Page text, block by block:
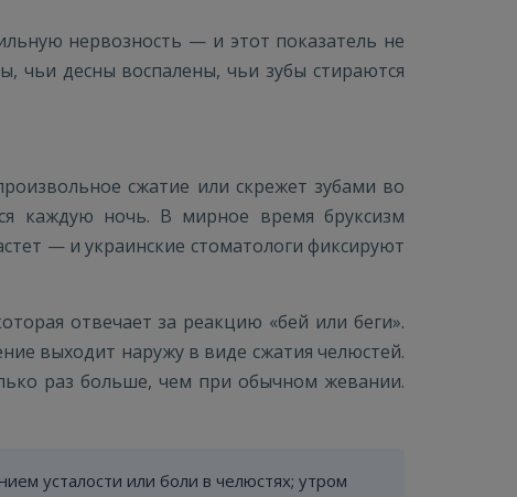
нервозность — и этот показатель не
чьи десны воспалены, чьи зубы стираются
сжатие или скрежет зубами во
каждую ночь. В мирное время бруксизм
— и украинские стоматологи фиксируют
отвечает за реакцию «бей или беги».
выходит наружу в виде сжатия челюстей.
раз больше, чем при обычном жевании.
усталости или боли в челюстях; утром